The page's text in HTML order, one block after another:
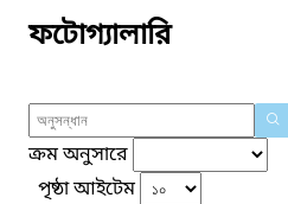
ফটোগ্যালারি
ক্রম অনুসারে
পৃষ্ঠা আইটেম